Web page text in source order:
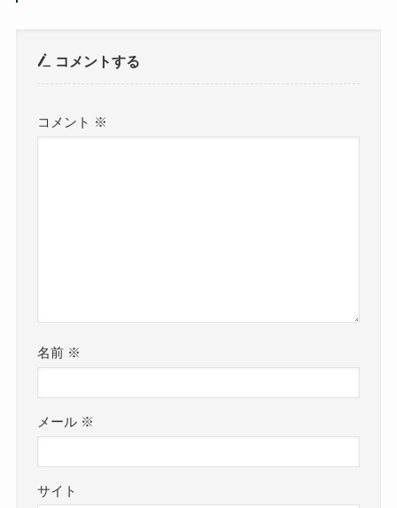
コメントする
コメント ※
名前 ※
メール ※
サイト